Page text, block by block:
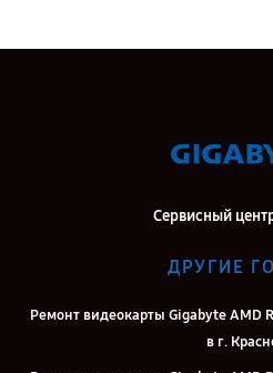
Сервисный
ДРУГИЕ
Ремонт видеокарты Gigabyte AMD
в г.